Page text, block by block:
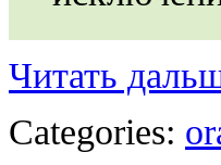
Читать
Categories: